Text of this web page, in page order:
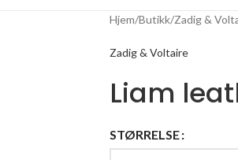
Hjem/Butikk/Zadig &
Zadig & Voltaire
Liam
STØRRELSE